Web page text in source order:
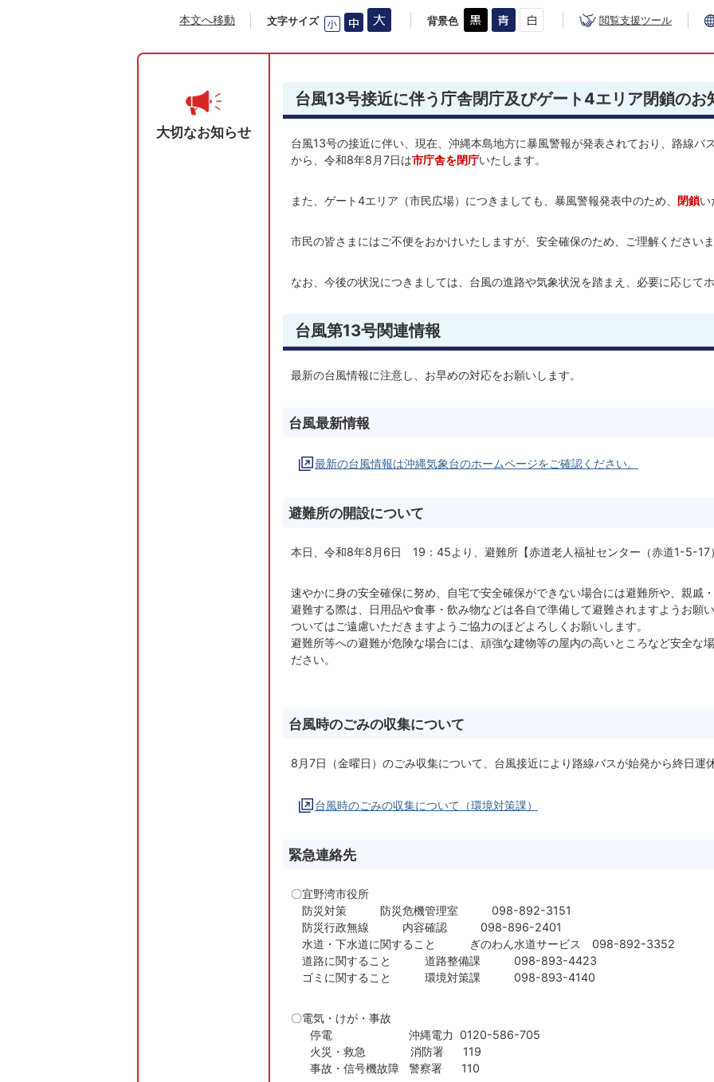
本文へ移動 文字サイズ 背景色 閲覧支援ツール
大切なお知らせ
台風13号接近に伴う庁舎閉庁及びゲート4エリア閉鎖のお
台風13号の接近に伴い、現在、沖縄本島地方に暴風警報が発表されており、路線バ
から、令和8年8月7日は市庁舎を閉庁いたします。
また、ゲート4エリア（市民広場）につきましても、暴風警報発表中のため、 閉鎖い
市民の皆さまにはご不便をおかけいたしますが、安全確保のため、ご理解ください
なお、今後の状況につきましては、台風の進路や気象状況を踏まえ、必要に応じて
台風第13号関連情報
最新の台風情報に注意し、お早めの対応をお願いします。
台風最新情報
最新の台風情報は沖縄気象台のホームページをご確認ください。
避難所の開設について
本日、令和8年8月6日 19：45より、避難所【赤道老人福祉センター（赤道1-5-17
速やかに身の安全確保に努め、自宅で安全確保ができない場合には避難所や、親戚
避難する際は、日用品や食事・飲み物などは各自で準備して避難されますようお願
ついてはご遠慮いただきますようご協力のほどよろしくお願いします。
避難所等への避難が危険な場合には、頑強な建物等の屋内の高いところなど安全な
ださい。
台風時のごみの収集について
8月7日（金曜日）のごみ収集について、台風接近により路線バスが始発から終日運
台風時のごみの収集について（環境対策課）
緊急連絡先
〇宜野湾市役所
防災対策 防災危機管理室 098-892-3151
防災行政無線 内容確認 098-896-2401
水道・下水道に関すること ぎのわん水道サービス 098-892-3352
道路に関すること 道路整備課 098-893-4423
ゴミに関すること 環境対策課 098-893-4140
〇電気・けが・事故
停電 沖縄電力 0120-586-705
火災・救急 消防署 119
事故・信号機故障 警察署 110